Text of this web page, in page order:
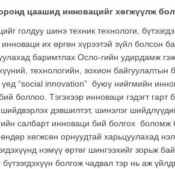
цаашид инновацийг хөгжүүлж
голдуу шинэ техник технологи,
их өргөн хүрээтэй зүйл болсон
баримтлах Осло-гийн удирдамж
технологийн, зохион
“social innovation” буюу нийгмийн
боллоо. Тэгэхээр инноваци гэдэгт гарт
дэвшилтэт, шинэлэг
салбарт инноваци бий болгох
хөгжсөн орнуудтай харьцуулахад
нэмүү өртөг шингээхийг зорьж
болгож чадвал тэр нь аж